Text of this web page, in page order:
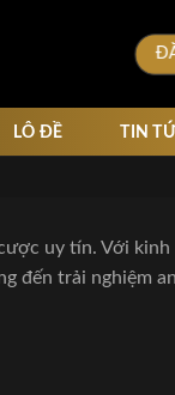
LÔ ĐỀ TIN
uy tín. Với
đến trải nghiệm